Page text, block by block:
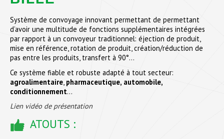
Système de convoyage innovant permettant de permettant
d’avoir une multitude de fonctions supplémentaires intégrées
par rapport à un convoyeur traditionnel: éjection de produit,
mise en référence, rotation de produit, création/réduction de
pas entre les produits, transfert à 90°…
Ce système fiable et robuste adapté à tout secteur:
agroalimentaire pharmaceutique, automobile,
conditionnement…
Lien vidéo de présentation
ATOUTS :